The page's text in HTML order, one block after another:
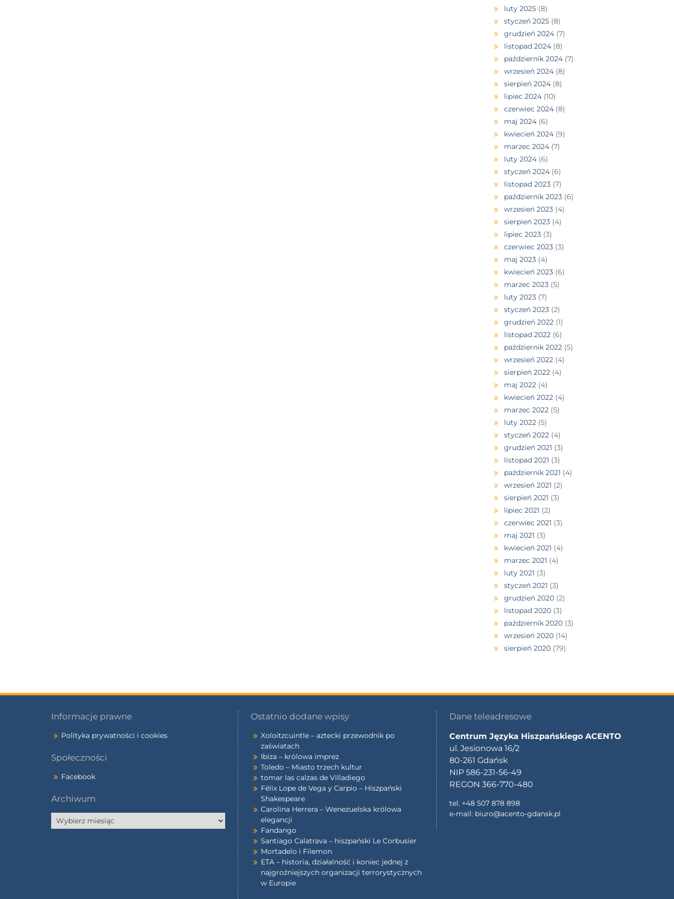
luty 2025(8)
styczeń 2025(8)
grudzień 2024(7)
listopad 2024(8)
październik 2024(7)
wrzesień 2024(8)
sierpień 2024(8)
lipiec 2024(10)
czerwiec 2024(8)
maj 2024(6)
kwiecień 2024(9)
marzec 2024(7)
luty 2024(6)
styczeń 2024(6)
listopad 2023(7)
październik 2023(6)
wrzesień 2023(4)
sierpień 2023(4)
lipiec 2023(3)
czerwiec 2023(3)
maj 2023(4)
kwiecień 2023(6)
marzec 2023(5)
luty 2023(7)
styczeń 2023(2)
grudzień 2022(1)
listopad 2022(6)
październik 2022(5)
wrzesień 2022(4)
sierpień 2022(4)
maj 2022(4)
kwiecień 2022(4)
marzec 2022(5)
luty 2022(5)
styczeń 2022(4)
grudzień 2021 (3)
listopad 2021 (3)
październik 2021 (4)
wrzesień 2021 (2)
sierpień 2021 (3)
lipiec 2021 (2)
czerwiec 2021 (3)
maj 2021 (3)
kwiecień 2021 (4)
marzec 2021 (4)
luty 2021 (3)
styczeń 2021 (3)
grudzień 2020(2)
listopad 2020(3)
październik 2020(3)
wrzesień 2020(14)
sierpień 2020(79)
Informacje prawne
Polityka prywatności i cookies
Społeczności
Facebook
Archiwum
Ostatnio dodane wpisy
Xoloitzcuintle – aztecki przewodnik po
zaświatach
Ibiza – królowa imprez
Toledo – Miasto trzech kultur
tomar las calzas de Villadiego
Félix Lope de Vega y Carpio – Hiszpański
Shakespeare
Carolina Herrera – Wenezuelska królowa
elegancji
Fandango
Santiago Calatrava – hiszpański Le Corbusier
Mortadelo i Filemon
ETA – historia, działalność i koniec jednej z
najgroźniejszych organizacji terrorystycznych
w Europie
Dane teleadresowe
Centrum Języka Hiszpańskiego ACENTO
ul. Jesionowa 16/2
80-261 Gdańsk
NIP 586-231-56-49
REGON 366-770-480
tel. +48 507 878 898
e-mail: biuro@acento-gdansk.pl